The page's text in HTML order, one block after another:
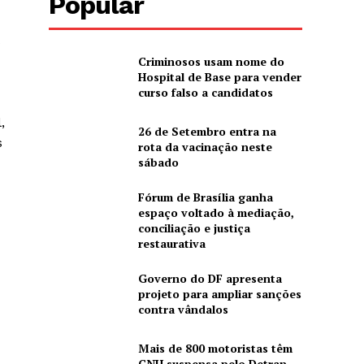
Criminosos usam nome do
Hospital de Base para vender
curso falso a candidatos
26 de Setembro entra na
rota da vacinação neste
sábado
Fórum de Brasília ganha
espaço voltado à mediação,
conciliação e justiça
restaurativa
Governo do DF apresenta
projeto para ampliar sanções
contra vândalos
Mais de 800 motoristas têm